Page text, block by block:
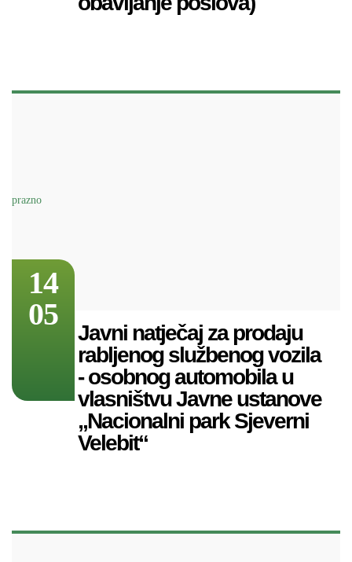
14
05
Javni natječaj za prodaju
rabljenog službenog vozila
- osobnog automobila u
vlasništvu Javne ustanove
„Nacionalni park Sjeverni
Velebit“